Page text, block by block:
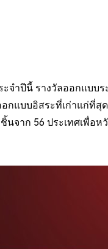
ะจำปีนี้ รางวัลออกแบบ
แบบอิสระที่เก่าแก่ที่สุ
นจาก 56 ประเทศเพื่อห